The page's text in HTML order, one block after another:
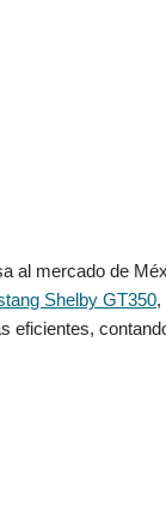
al mercado de
Shelby GT350,
eficientes,